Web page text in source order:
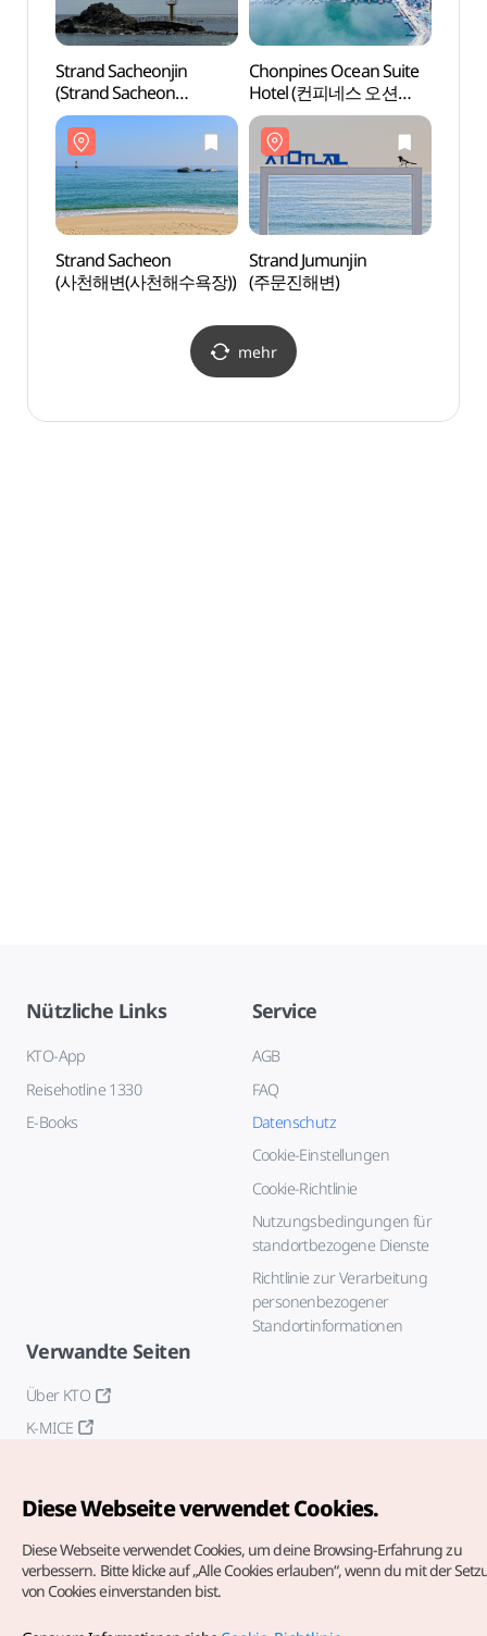
Strand Sacheonjin
(Strand Sacheon
Dwitbul) (사천진해변
(사천뒷불해수욕장))
Chonpines Ocean Suite
Hotel (컨피네스 오션
스위트 호텔)
Strand Sacheon
(사천해변(사천해수욕장))
Strand Jumunjin
(주문진해변)
mehr
Nützliche Links
KTO-App
Reisehotline 1330
E-Books
Service
AGB
FAQ
Datenschutz
Cookie-Einstellungen
Cookie-Richtlinie
Nutzungsbedingungen für
standortbezogene Dienste
Richtlinie zur Verarbeitung
personenbezogener
Standortinformationen
Verwandte Seiten
Über KTO
K-MICE
vorbehalten.
Diese Webseite verwendet Cookies.
Diese Webseite verwendet Cookies, um deine Browsing-Erfahrung zu
verbessern. Bitte klicke auf „Alle Cookies erlauben“, wenn du mit der
von Cookies einverstanden bist.